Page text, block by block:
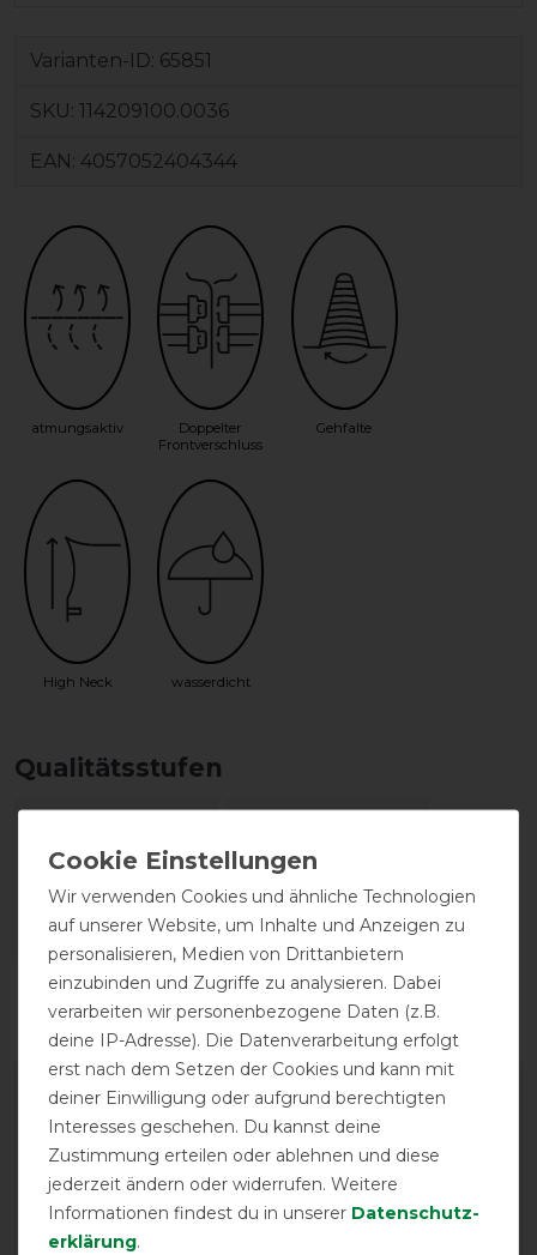
Varianten-ID: 65851
SKU: 114209100.0036
EAN: 4057052404344
atmungsaktiv
Doppelter
Frontverschluss
Gehfalte
High Neck wasserdicht
Qualitätsstufen
Reißfestigkeit Wasserdichtigkeit
Wir verwenden Cookies und ähnliche Technologien
auf unserer Website, um Inhalte und Anzeigen zu
personalisieren, Medien von Drittanbietern
einzubinden und Zugriffe zu analysieren. Dabei
verarbeiten wir personenbezogene Daten (z.B.
deine IP-Adresse). Die Datenverarbeitung erfolgt
erst nach dem Setzen der Cookies und kann mit
deiner Einwilligung oder aufgrund berechtigten
Interesses geschehen. Du kannst deine
Zustimmung erteilen oder ablehnen und diese
jederzeit ändern oder widerrufen. Weitere
Informationen findest du in unserer Daten­schutz­
erklärung.